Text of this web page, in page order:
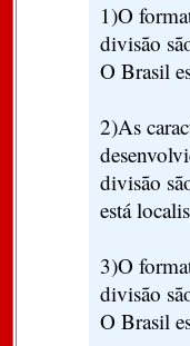
1)O
divisão
O Brasil
2)As
divisão
está
3)O
divisão
O Brasil